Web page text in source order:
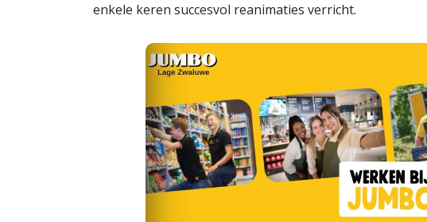
enkele keren succesvol reanimaties verricht.